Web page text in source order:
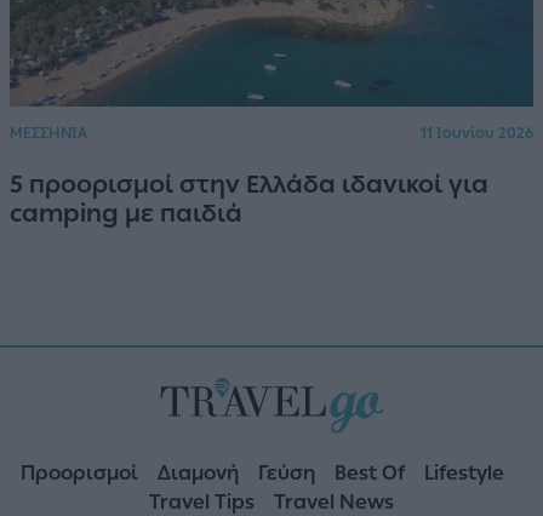
ΜΕΣΣΗΝΙΑ 11 Ιουνίου 2026
5 προορισμοί στην Ελλάδα ιδανικοί για
camping με παιδιά
Προορισμοί Διαμονή Γεύση Best Of
Lifestyle
Travel Tips
Travel News